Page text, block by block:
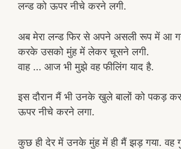
लन्ड को ऊपर नीचे करने लगी.
अब मेरा लन्ड फिर से अपने असली रूप में आ
करके उसको मुंह में लेकर चूसने लगी.
वाह … आज भी मुझे वह फीलिंग याद है.
इस दौरान मैं भी उनके खुले बालों को पकड़
ऊपर नीचे करने लगा.
कुछ ही देर में उनके मुंह में ही मैं झड़ गया. वह